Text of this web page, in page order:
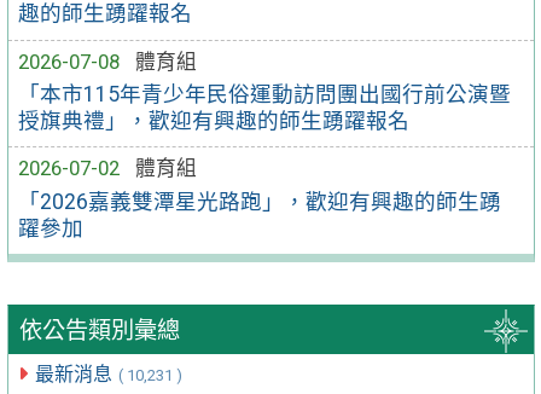
趣的師生踴躍報名
2026-07-08
體育組
「本市115年青少年民俗運動訪問團出國行前公演暨
授旗典禮」，歡迎有興趣的師生踴躍報名
2026-07-02
體育組
「2026嘉義雙潭星光路跑」，歡迎有興趣的師生踴
躍參加
依公告類別彙總
最新消息 ( 10,231 )